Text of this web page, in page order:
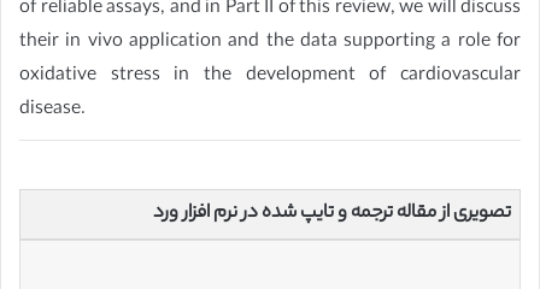
of reliable assays, and in Part II of this review, we will discuss
their in vivo application and the data supporting a role for
oxidative stress in the development of cardiovascular
disease.
تصویری از مقاله ترجمه و تایپ شده در نرم افزار ورد